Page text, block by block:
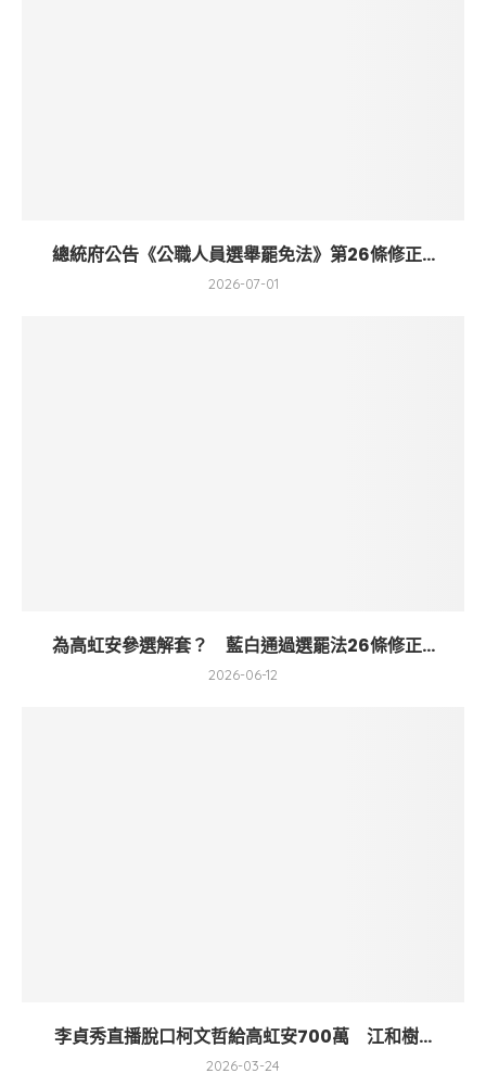
總統府公告《公職人員選舉罷免法》第26條修正...
2026-07-01
為高虹安參選解套？ 藍白通過選罷法26條修正...
2026-06-12
李貞秀直播脫口柯文哲給高虹安700萬 江和樹...
2026-03-24